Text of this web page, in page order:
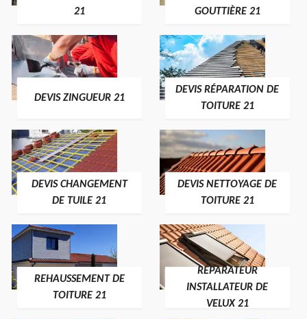
21
GOUTTIÈRE 21
DEVIS ZINGUEUR 21
DEVIS RÉPARATION DE
TOITURE 21
DEVIS CHANGEMENT
DE TUILE 21
DEVIS NETTOYAGE DE
TOITURE 21
REHAUSSEMENT DE
TOITURE 21
RÉPARATEUR
INSTALLATEUR DE
VELUX 21